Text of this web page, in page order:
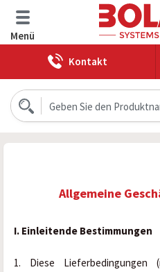
Menü
Kontakt
Allgemeine
I. Einleitende Bestimmungen
1. Diese Lieferbedingungen